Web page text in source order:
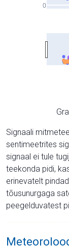
0
Signaali
sentimeetrites
signaal ei tule
teekonda pidi,
erinevatelt
tõusunurgaga
peegelduvatest